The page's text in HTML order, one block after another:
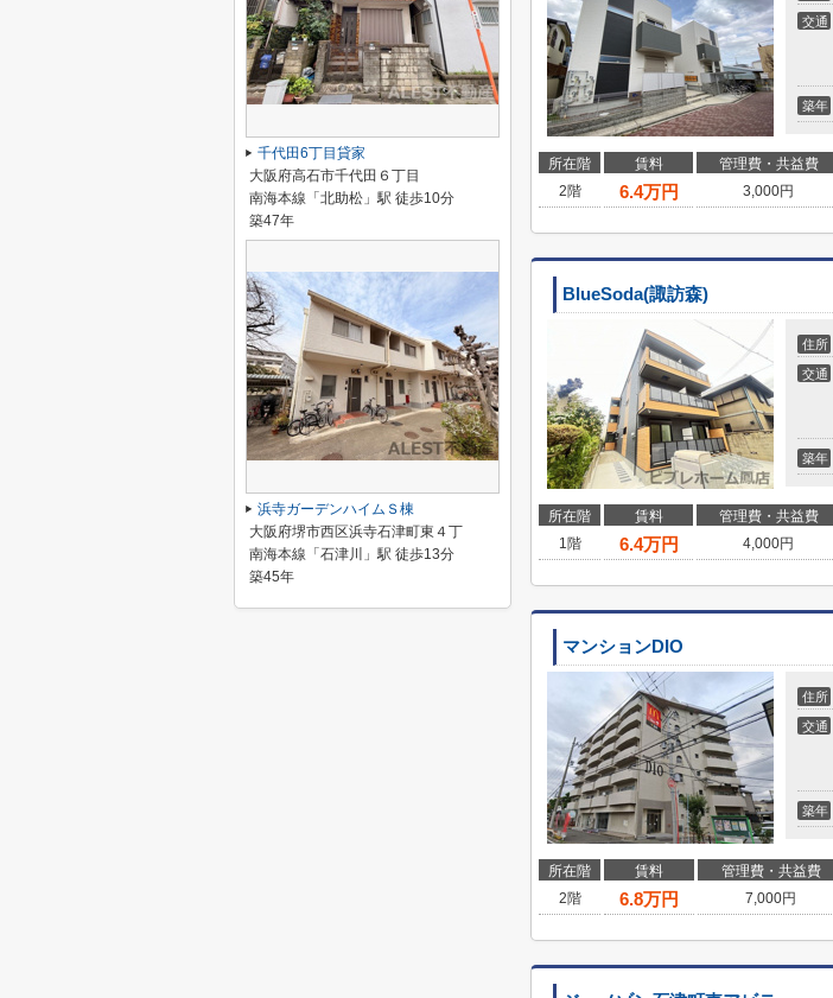
交通
築年
所在階 賃料 管理費・共益費
2階
6.4万円 3,000円
BlueSoda(諏訪森)
住所
交通
築年
所在階 賃料 管理費・共益費
1階
6.4万円 4,000円
マンションDIO
住所
交通
築年
所在階 賃料 管理費・共益費
2階
6.8万円 7,000円
千代田6丁目貸家
大阪府高石市千代田６丁目
南海本線「北助松」駅 徒歩10分
築47年
浜寺ガーデンハイムＳ棟
大阪府堺市西区浜寺石津町東４丁
南海本線「石津川」駅 徒歩13分
築45年